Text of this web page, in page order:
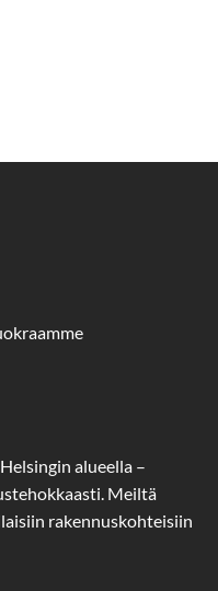
alueella –
Meiltä
rakennuskohteisiin